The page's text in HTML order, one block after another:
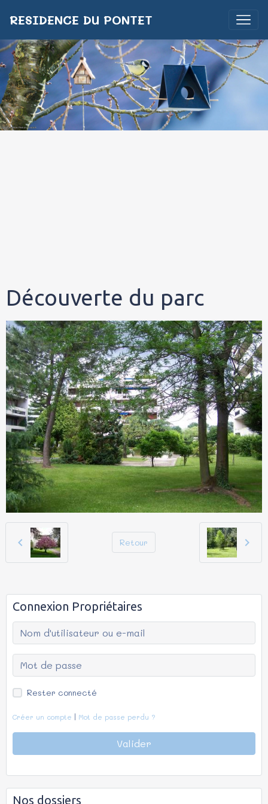
RESIDENCE DU PONTET
Découverte du parc
Retour
Connexion Propriétaires
Rester connecté
Créer un compte | Mot de passe perdu ?
Valider
Nos dossiers